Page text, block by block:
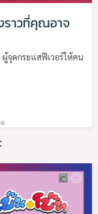
ราวที่คุณอาจ
จุดกระแสฟีเวอร์ให้คน